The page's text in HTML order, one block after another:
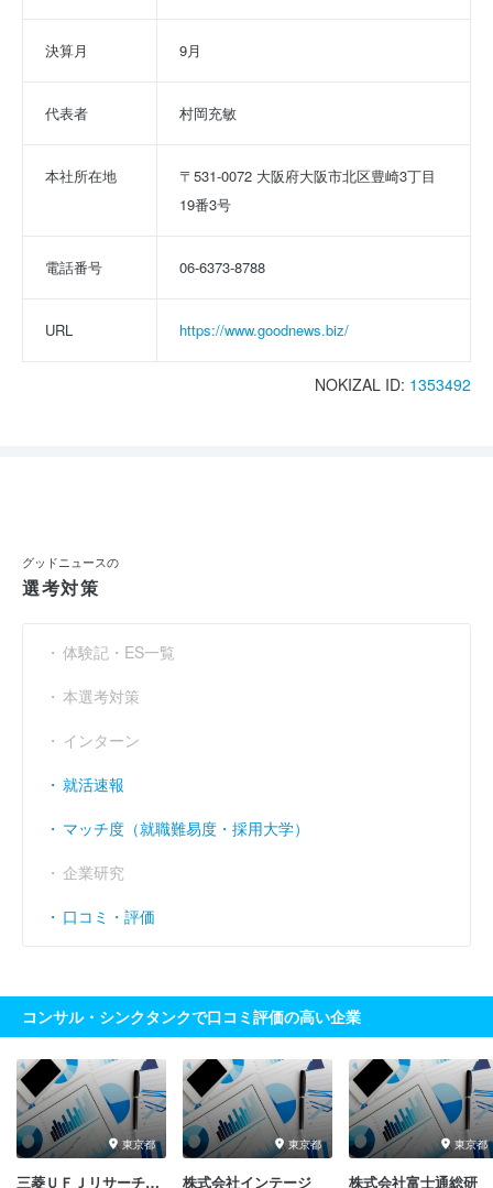
決算月 9月
代表者 村岡充敏
本社所在地
〒531-0072 大阪府大阪市北区豊崎3丁目
19番3号
電話番号 06-6373-8788
URL https://www.goodnews.biz/
NOKIZAL ID: 1353492
グッドニュースの
選考対策
体験記・ES一覧
本選考対策
インターン
就活速報
マッチ度（就職難易度・採用大学）
企業研究
口コミ・評価
コンサル・シンクタンクで口コミ評価の高い企業
東京都
三菱ＵＦＪリサーチ＆コンサルティング株式会社
東京都
株式会社インテージ
東京都
株式会社富士通総研